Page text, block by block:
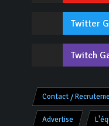
Twitter
Twitch
Contact /
Advertise